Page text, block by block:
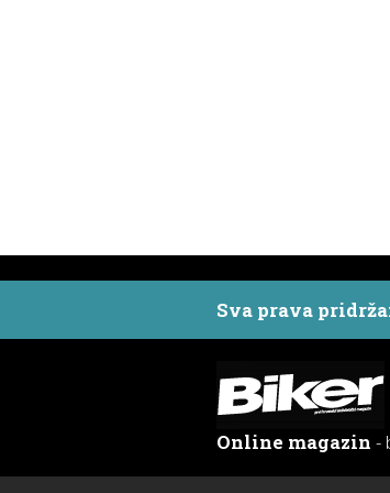
Sva prava
Online magazin -